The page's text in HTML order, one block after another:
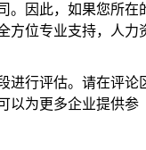
。因此，如果您所在
方位专业支持，人力
行评估。请在评论
以为更多企业提供参